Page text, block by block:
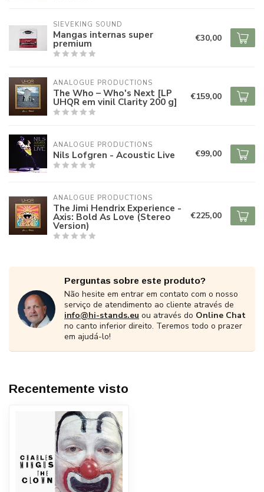
SIEVEKING SOUND
Mangas internas super
premium €30,00
ANALOGUE PRODUCTIONS
The Who – Who's Next [LP
UHQR em vinil Clarity 200 g] €159,00
ANALOGUE PRODUCTIONS
Nils Lofgren - Acoustic Live €99,00
ANALOGUE PRODUCTIONS
The Jimi Hendrix Experience -
Axis: Bold As Love (Stereo
Version)
€225,00
Perguntas sobre este produto?
Não hesite em entrar em contato com o nosso
serviço de atendimento ao cliente através de
info@hi-stands.eu ou através do Online Chat
no canto inferior direito. Teremos todo o prazer
em ajudá-lo!
Recentemente visto